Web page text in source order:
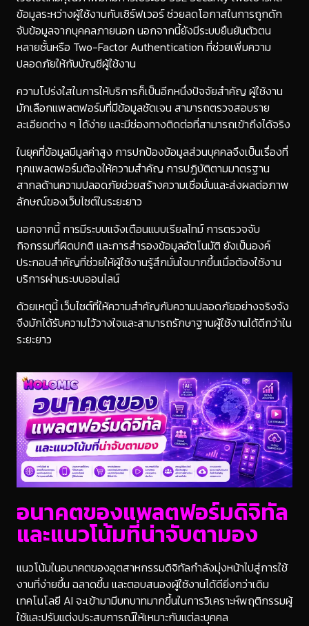
ข้อมูลระหว่างผู้ใช้งานกับเซิร์ฟเวอร์ ช่วยลดโอกาสในการถูกดัก
จับข้อมูลจากบุคคลภายนอก นอกจากนี้ยังมีระบบยืนยันตัวตน
หลายชั้นหรือ Two-Factor Authentication ที่ช่วยเพิ่มความ
ปลอดภัยให้กับบัญชีผู้ใช้งาน
ความโปร่งใสในการให้บริการก็เป็นอีกหนึ่งปัจจัยสำคัญ ผู้ใช้งาน
มักเลือกแพลตฟอร์มที่มีข้อมูลชัดเจน สามารถตรวจสอบราย
ละเอียดต่าง ๆ ได้ง่าย และมีช่องทางติดต่อที่สามารถเข้าถึงได้จริง
ในยุคที่ข้อมูลมีมูลค่าสูง การปกป้องข้อมูลส่วนบุคคลจึงเป็นเรื่องที่
ทุกแพลตฟอร์มต้องให้ความสำคัญ การปฏิบัติตามมาตรฐาน
สากลด้านความปลอดภัยช่วยสร้างความเชื่อมั่นและส่งผลต่อภาพ
ลักษณ์ของเว็บไซต์ในระยะยาว
นอกจากนี้ การมีระบบแจ้งเตือนแบบเรียลไทม์ การตรวจจับ
กิจกรรมที่ผิดปกติ และการสำรองข้อมูลอัตโนมัติ ยังเป็นองค์
ประกอบสำคัญที่ช่วยให้ผู้ใช้งานรู้สึกมั่นใจมากขึ้นเมื่อต้องใช้งาน
บริการผ่านระบบออนไลน์
ด้วยเหตุนี้ เว็บไซต์ที่ให้ความสำคัญกับความปลอดภัยอย่างจริงจัง
จึงมักได้รับความไว้วางใจและสามารถรักษาฐานผู้ใช้งานได้ดีกว่าใน
ระยะยาว
อนาคตของแพลตฟอร์มดิจิทัล
และแนวโน้มที่น่าจับตามอง
แนวโน้มในอนาคตของอุตสาหกรรมดิจิทัลกำลังมุ่งหน้าไปสู่การใช้
งานที่ง่ายขึ้น ฉลาดขึ้น และตอบสนองผู้ใช้งานได้ดียิ่งกว่าเดิม
เทคโนโลยี AI จะเข้ามามีบทบาทมากขึ้นในการวิเคราะห์พฤติกรรมผู้
ใช้และปรับแต่งประสบการณ์ให้เหมาะกับแต่ละบุคคล